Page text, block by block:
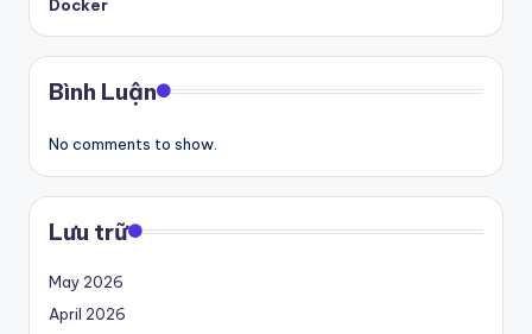
Docker
Bình Luận
No comments to show.
Lưu trữ
May 2026
April 2026